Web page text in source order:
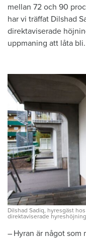
mellan 72 och 90
har vi träffat Dilshad
direktaviserade
uppmaning att låta bli.
Dilshad Sadiq, hyresgäst
direktaviserade
– Hyran är något som